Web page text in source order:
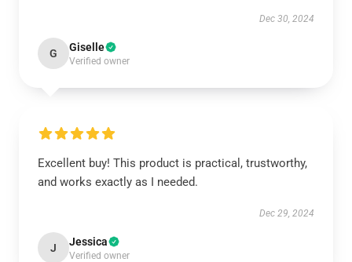
Dec 30, 2024
G Giselle
Verified owner
Excellent buy! This product is practical, trustworthy,
and works exactly as I needed.
Dec 29, 2024
J Jessica
Verified owner